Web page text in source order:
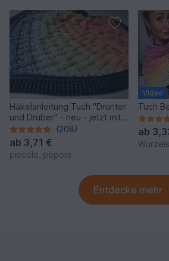
Häkelanleitung Tuch "Drunter
und Drüber" - neu - jetzt mit
zwei Tuchformen
(208)
ab 3,71 €
piccolo_popolo
Video
Tuch
ab
Entdecke mehr